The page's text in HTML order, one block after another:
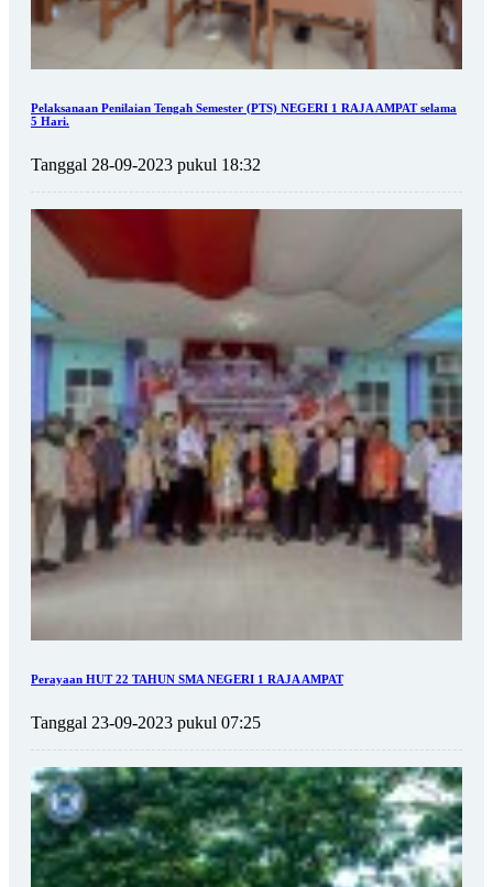
Pelaksanaan Penilaian Tengah Semester (PTS) NEGERI 1 RAJA AMPAT selama
5 Hari.
Tanggal 28-09-2023 pukul 18:32
Perayaan HUT 22 TAHUN SMA NEGERI 1 RAJA AMPAT
Tanggal 23-09-2023 pukul 07:25